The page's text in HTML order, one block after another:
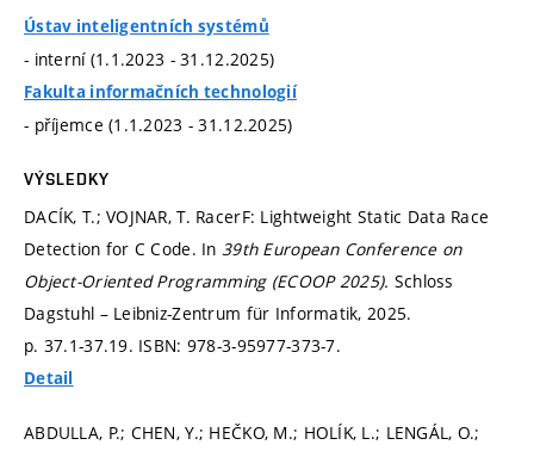
Ústav inteligentních systémů
- interní (1.1.2023 - 31.12.2025)
Fakulta informačních technologií
- příjemce (1.1.2023 - 31.12.2025)
VÝSLEDKY
DACÍK, T.; VOJNAR, T. RacerF: Lightweight Static Data Race
Detection for C Code. In 39th European Conference on
Object-Oriented Programming (ECOOP 2025). Schloss
Dagstuhl – Leibniz-Zentrum für Informatik, 2025.
p. 37.1-37.19. ISBN: 978-3-95977-373-7.
Detail
ABDULLA, P.; CHEN, Y.; HEČKO, M.; HOLÍK, L.; LENGÁL, O.;